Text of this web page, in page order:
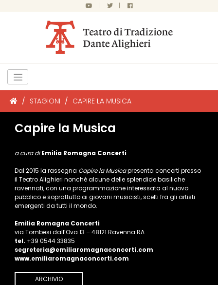
| |
/ STAGIONI / CAPIRE LA MUSICA
Capire la Musica
a cura di Emilia Romagna Concerti
Dal 2015 la rassegna Capire la Musicapresenta concerti presso
il Teatro Alighieri nonché alcune delle splendide basiliche
ravennati, con una programmazione interessata al nuovo
pubblico e soprattutto ai giovani musicisti, scelti fra gli artisti
emergenti da tutti il mondo.
Emilia Romagna Concerti
via Tombesi dall’Ova 13 – 48121 Ravenna RA
tel. +39 0544 33835
segreteria@emiliaromagnaconcerti.com
www.emiliaromagnaconcerti.com
ARCHIVIO